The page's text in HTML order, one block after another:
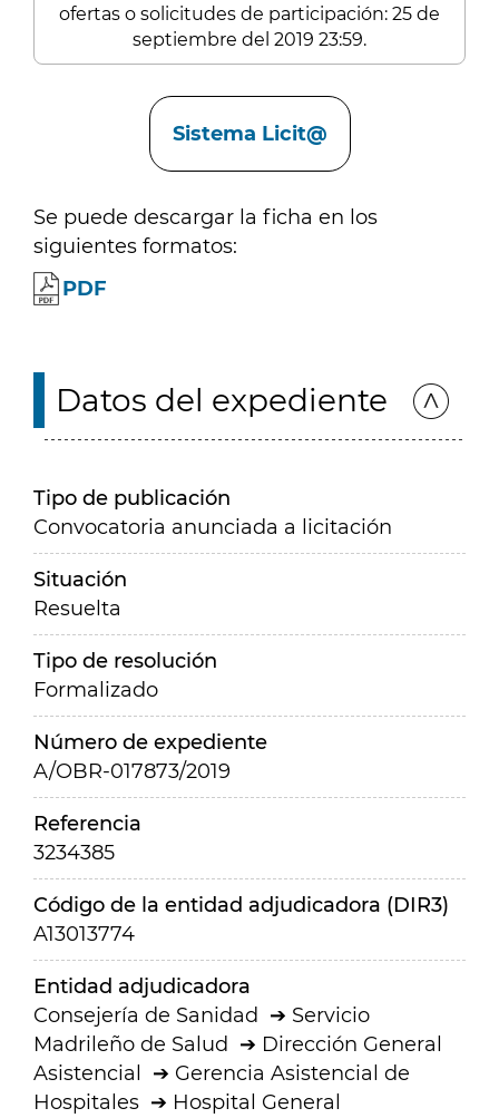
ofertas o solicitudes de participación: 25 de
septiembre del 2019 23:59.
Sistema Licit@
Se puede descargar la ficha en los
siguientes formatos:
PDF
Datos del expediente
Tipo de publicación
Convocatoria anunciada a licitación
Situación
Resuelta
Tipo de resolución
Formalizado
Número de expediente
A/OBR-017873/2019
Referencia
3234385
Código de la entidad adjudicadora (DIR3)
A13013774
Entidad adjudicadora
Consejería de Sanidad
Servicio
Madrileño de Salud
Dirección General
Asistencial
Gerencia Asistencial de
Hospitales
Hospital General